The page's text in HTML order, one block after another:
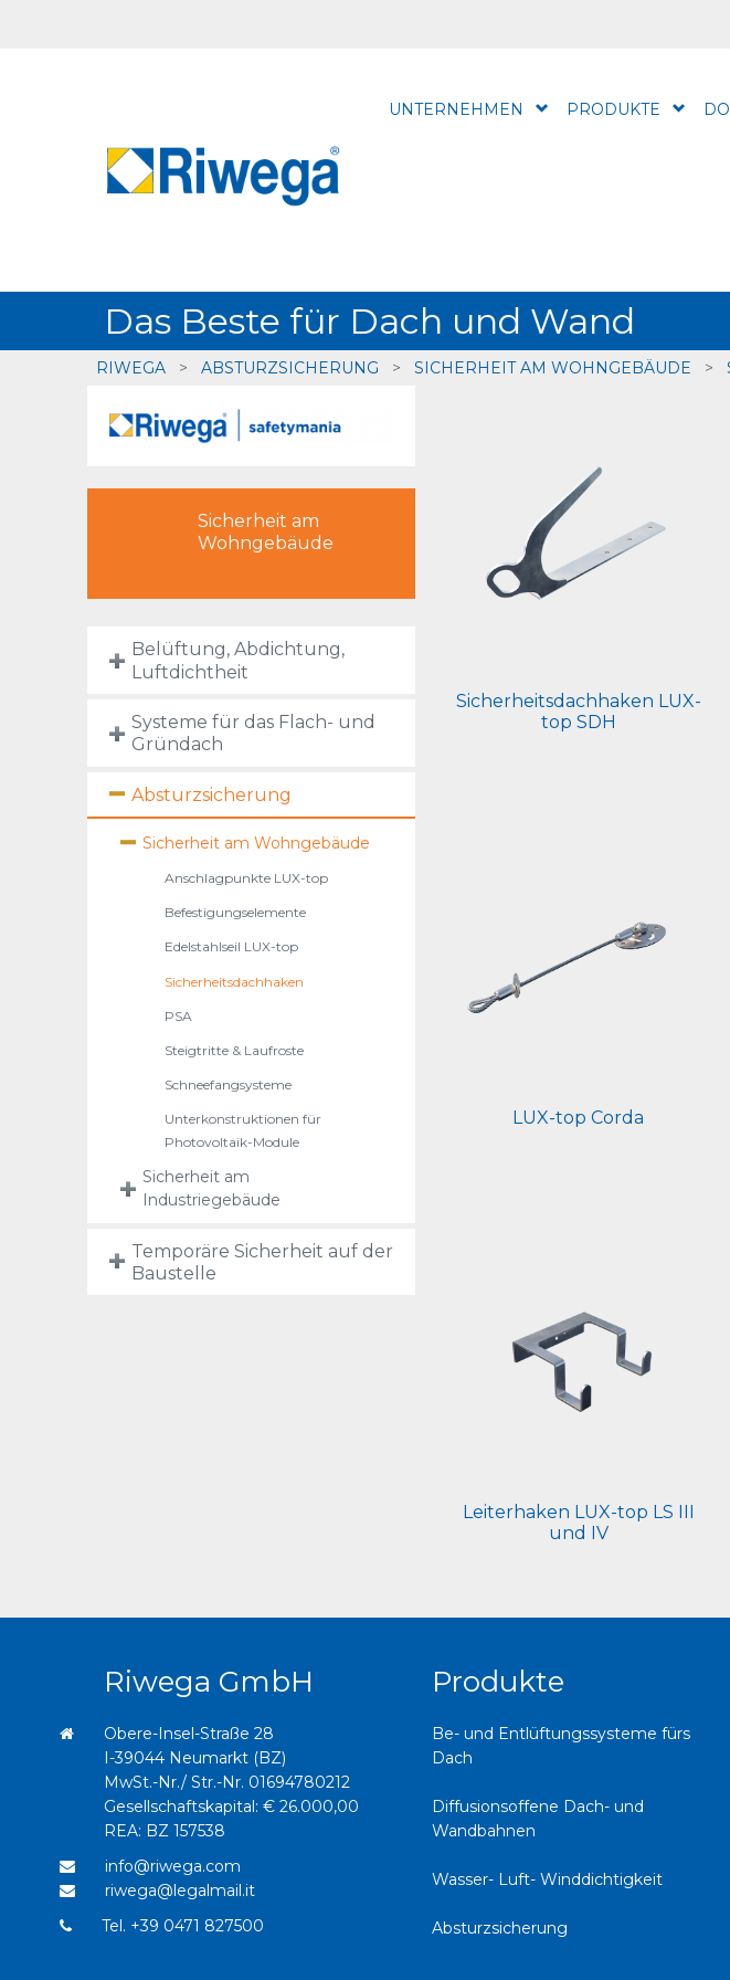
UNTERNEHMEN PRODUKTE
Das Beste für Dach und Wand
RIWEGA > ABSTURZSICHERUNG > SICHERHEIT AM WOHNGEBÄUDE >
Sicherheit am
Wohngebäude
Belüftung, Abdichtung,
Luftdichtheit
Systeme für das Flach- und
Gründach
Absturzsicherung
Sicherheit am Wohngebäude
Anschlagpunkte LUX-top
Befestigungselemente
Edelstahlseil LUX-top
Sicherheitsdachhaken
PSA
Steigtritte & Laufroste
Schneefangsysteme
Unterkonstruktionen für
Photovoltaik-Module
Sicherheit am
Industriegebäude
Temporäre Sicherheit auf der
Baustelle
Sicherheitsdachhaken LUX-
top SDH
LUX-top Corda
Leiterhaken LUX-top LS III
und IV
Riwega GmbH
Obere-Insel-Straße 28
I-39044 Neumarkt (BZ)
MwSt.-Nr./ Str.-Nr. 01694780212
Gesellschaftskapital: € 26.000,00
REA: BZ 157538
info@riwega.com
riwega@legalmail.it
Tel. +39 0471 827500
Produkte
Be- und Entlüftungssysteme fürs
Dach
Diffusionsoffene Dach- und
Wandbahnen
Wasser- Luft- Winddichtigkeit
Absturzsicherung